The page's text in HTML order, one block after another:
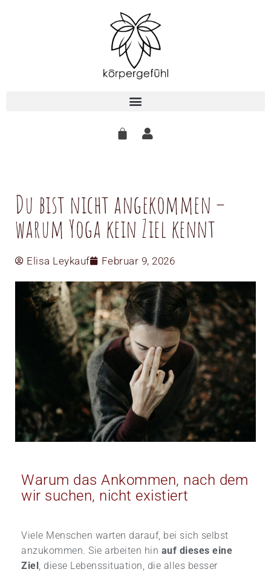
Du bist nicht angekommen –
warum Yoga kein Ziel kennt
Elisa Leykauf Februar 9, 2026
Warum das Ankommen, nach dem
wir suchen, nicht existiert
Viele Menschen warten darauf, bei sich selbst
anzukommen. Sie arbeiten hin auf dieses eine
Ziel, diese Lebenssituation, die alles besser